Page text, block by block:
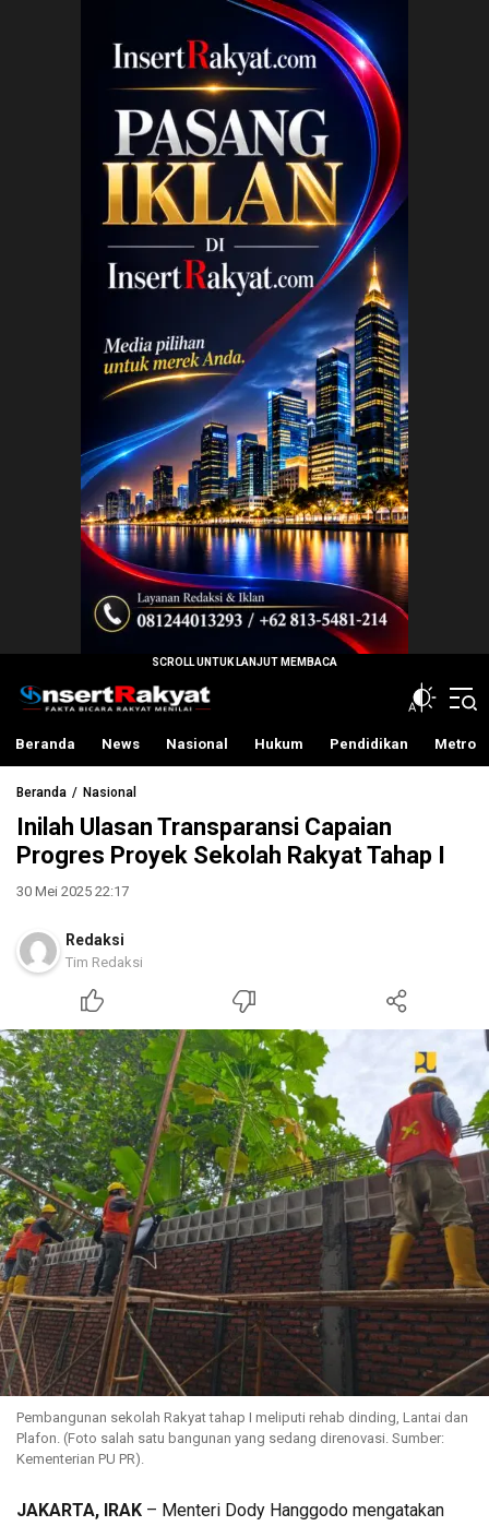
InsertRakyat.com
Fakta Bicara Rakyat Menilai
Beranda News Nasional Hukum Pendidikan Metro
Beranda Nasional
Inilah Ulasan Transparansi Capaian
Progres Proyek Sekolah Rakyat Tahap I
30 Mei 2025 22:17
Redaksi
Tim Redaksi
Pembangunan sekolah Rakyat tahap I meliputi rehab dinding, Lantai dan
Plafon. (Foto salah satu bangunan yang sedang direnovasi. Sumber:
Kementerian PU PR).
JAKARTA, IRAK – Menteri Dody Hanggodo mengatakan